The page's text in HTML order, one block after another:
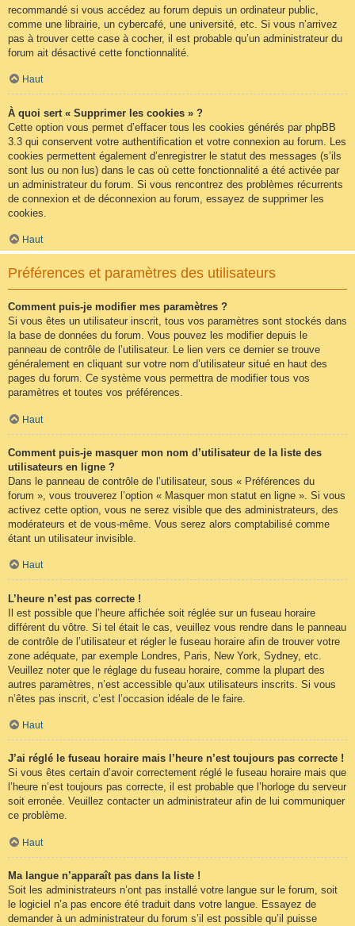
recommandé si vous accédez au forum depuis un ordinateur public,
comme une librairie, un cybercafé, une université, etc. Si vous n’arrivez
pas à trouver cette case à cocher, il est probable qu’un administrateur du
forum ait désactivé cette fonctionnalité.
Haut
À quoi sert « Supprimer les cookies » ?
Cette option vous permet d’effacer tous les cookies générés par phpBB
3.3 qui conservent votre authentification et votre connexion au forum. Les
cookies permettent également d’enregistrer le statut des messages (s’ils
sont lus ou non lus) dans le cas où cette fonctionnalité a été activée par
un administrateur du forum. Si vous rencontrez des problèmes récurrents
de connexion et de déconnexion au forum, essayez de supprimer les
cookies.
Haut
Préférences et paramètres des utilisateurs
Comment puis-je modifier mes paramètres ?
Si vous êtes un utilisateur inscrit, tous vos paramètres sont stockés dans
la base de données du forum. Vous pouvez les modifier depuis le
panneau de contrôle de l’utilisateur. Le lien vers ce dernier se trouve
généralement en cliquant sur votre nom d’utilisateur situé en haut des
pages du forum. Ce système vous permettra de modifier tous vos
paramètres et toutes vos préférences.
Haut
Comment puis-je masquer mon nom d’utilisateur de la liste des
utilisateurs en ligne ?
Dans le panneau de contrôle de l’utilisateur, sous « Préférences du
forum », vous trouverez l’option « Masquer mon statut en ligne ». Si vous
activez cette option, vous ne serez visible que des administrateurs, des
modérateurs et de vous-même. Vous serez alors comptabilisé comme
étant un utilisateur invisible.
Haut
L’heure n’est pas correcte !
Il est possible que l’heure affichée soit réglée sur un fuseau horaire
différent du vôtre. Si tel était le cas, veuillez vous rendre dans le panneau
de contrôle de l’utilisateur et régler le fuseau horaire afin de trouver votre
zone adéquate, par exemple Londres, Paris, New York, Sydney, etc.
Veuillez noter que le réglage du fuseau horaire, comme la plupart des
autres paramètres, n’est accessible qu’aux utilisateurs inscrits. Si vous
n’êtes pas inscrit, c’est l’occasion idéale de le faire.
Haut
J’ai réglé le fuseau horaire mais l’heure n’est toujours pas correcte !
Si vous êtes certain d’avoir correctement réglé le fuseau horaire mais que
l’heure n’est toujours pas correcte, il est probable que l’horloge du serveur
soit erronée. Veuillez contacter un administrateur afin de lui communiquer
ce problème.
Haut
Ma langue n’apparaît pas dans la liste !
Soit les administrateurs n’ont pas installé votre langue sur le forum, soit
le logiciel n’a pas encore été traduit dans votre langue. Essayez de
demander à un administrateur du forum s’il est possible qu’il puisse